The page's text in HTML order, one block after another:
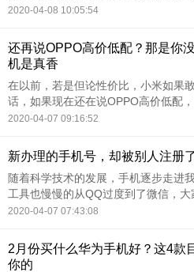
价格或刷新苹果最低，不过信号也可
2020-04-08 10:05:54
还再说OPPO高价低配？那是你
机是真香
在以前，若是但论性价比，小米如果
话，如果现在还在说OPPO高价低配
2020-04-07 09:16:52
新办理的手机号，却被别人注册
随着科学技术的发展，手机逐步走进
工具也慢慢的从QQ过度到了微信，
时，都是要跟手机关联在一起的，而
出现新办理的手机号，上一位用户没
2020-04-07 07:43:08
2月份买什么华为手机好？这4款
你的